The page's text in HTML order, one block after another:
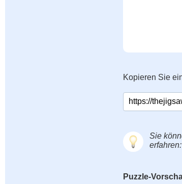
Kopieren Sie
Sie
Puzzle-